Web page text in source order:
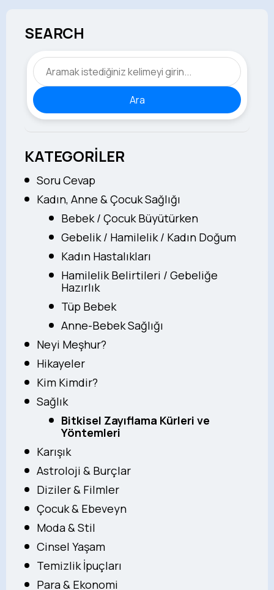
SEARCH
Ara
KATEGORİLER
Soru Cevap
Kadın, Anne & Çocuk Sağlığı
Bebek / Çocuk Büyütürken
Gebelik / Hamilelik / Kadın Doğum
Kadın Hastalıkları
Hamilelik Belirtileri / Gebeliğe
Hazırlık
Tüp Bebek
Anne-Bebek Sağlığı
Neyi Meşhur?
Hikayeler
Kim Kimdir?
Sağlık
Bitkisel Zayıflama Kürleri ve
Yöntemleri
Karışık
Astroloji & Burçlar
Diziler & Filmler
Çocuk & Ebeveyn
Moda & Stil
Cinsel Yaşam
Temizlik İpuçları
Para & Ekonomi